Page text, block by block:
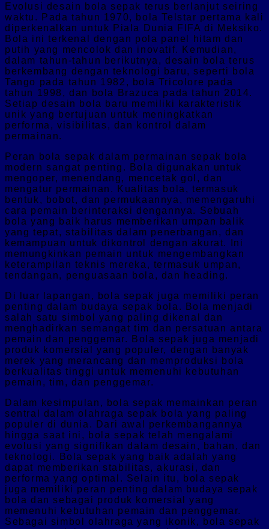
Evolusi desain bola sepak terus berlanjut seiring
waktu. Pada tahun 1970, bola Telstar pertama kali
diperkenalkan untuk Piala Dunia FIFA di Meksiko.
Bola ini terkenal dengan pola panel hitam dan
putih yang mencolok dan inovatif. Kemudian,
dalam tahun-tahun berikutnya, desain bola terus
berkembang dengan teknologi baru, seperti bola
Tango pada tahun 1982, bola Tricolore pada
tahun 1998, dan bola Brazuca pada tahun 2014.
Setiap desain bola baru memiliki karakteristik
unik yang bertujuan untuk meningkatkan
performa, visibilitas, dan kontrol dalam
permainan.
Peran bola sepak dalam permainan sepak bola
modern sangat penting. Bola digunakan untuk
mengoper, menendang, mencetak gol, dan
mengatur permainan. Kualitas bola, termasuk
bentuk, bobot, dan permukaannya, memengaruhi
cara pemain berinteraksi dengannya. Sebuah
bola yang baik harus memberikan umpan balik
yang tepat, stabilitas dalam penerbangan, dan
kemampuan untuk dikontrol dengan akurat. Ini
memungkinkan pemain untuk mengembangkan
keterampilan teknis mereka, termasuk umpan,
tendangan, penguasaan bola, dan heading.
Di luar lapangan, bola sepak juga memiliki peran
penting dalam budaya sepak bola. Bola menjadi
salah satu simbol yang paling dikenal dan
menghadirkan semangat tim dan persatuan antara
pemain dan penggemar. Bola sepak juga menjadi
produk komersial yang populer, dengan banyak
merek yang merancang dan memproduksi bola
berkualitas tinggi untuk memenuhi kebutuhan
pemain, tim, dan penggemar.
Dalam kesimpulan, bola sepak memainkan peran
sentral dalam olahraga sepak bola yang paling
populer di dunia. Dari awal perkembangannya
hingga saat ini, bola sepak telah mengalami
evolusi yang signifikan dalam desain, bahan, dan
teknologi. Bola sepak yang baik adalah yang
dapat memberikan stabilitas, akurasi, dan
performa yang optimal. Selain itu, bola sepak
juga memiliki peran penting dalam budaya sepak
bola dan sebagai produk komersial yang
memenuhi kebutuhan pemain dan penggemar.
Sebagai simbol olahraga yang ikonik, bola sepak